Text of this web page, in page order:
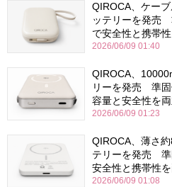
QIROCA、ケー
ッテリーを発売
で安全性と携帯
2026/06/09 01:40
QIROCA、
リーを発売 準固
容量と安全性を
2026/06/09 01:23
QIROCA、薄さ
テリーを発売 準
安全性と携帯性
2026/06/09 01:08